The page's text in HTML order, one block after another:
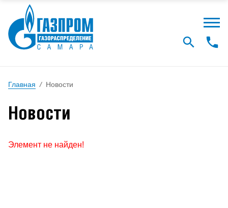
Главная / Новости
Новости
Элемент не найден!